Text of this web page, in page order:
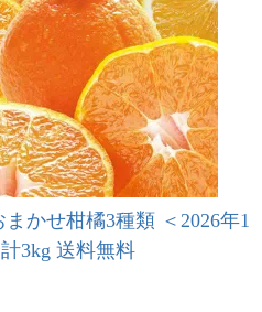
かせ柑橘3種類 ＜2026年1
3kg 送料無料